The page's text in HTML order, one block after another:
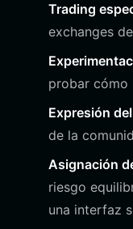
Trading
exchanges
probar cómo
Expresión
de la
Asignación
riesgo
una interfaz